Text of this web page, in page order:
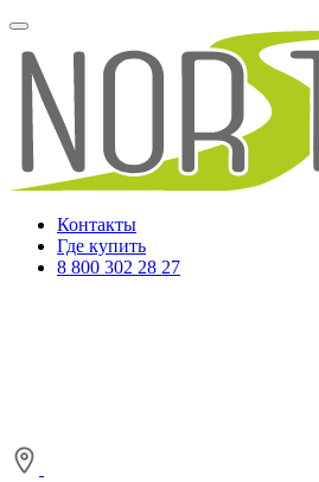
Контакты
Где купить
8 800 302 28 27